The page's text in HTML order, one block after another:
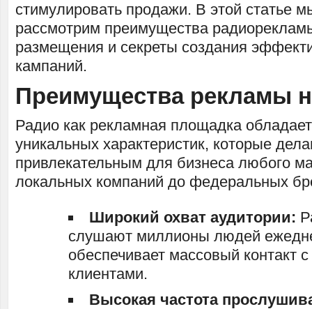
стимулировать продажи. В этой статье
рассмотрим преимущества
размещения и секреты создания
кампаний.
Преимущества рекламы
Радио как рекламная площадка
уникальных характеристик, которые
привлекательным для бизнеса любого
локальных компаний до федеральных
Широкий охват аудитории:
слушают миллионы людей
обеспечивает массовый контакт
клиентами.
Высокая частота